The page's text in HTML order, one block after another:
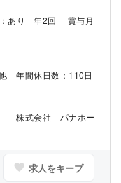
あり 年2回 賞与月
年間休日数：110日
株式会社 パナホー
求人をキープ